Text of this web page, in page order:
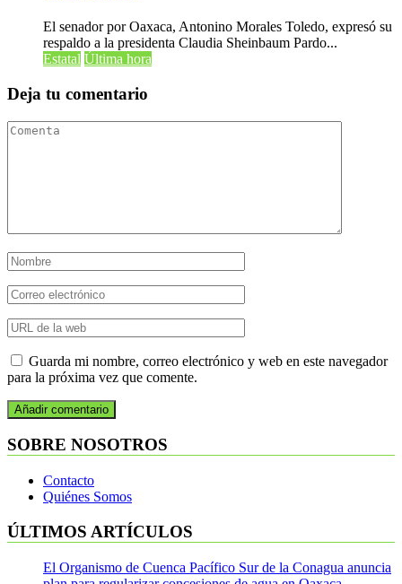
El senador por Oaxaca, Antonino Morales Toledo, expresó su
respaldo a la presidenta Claudia Sheinbaum Pardo...
Estatal Última hora
Deja tu comentario
Guarda mi nombre, correo electrónico y web en este navegador
para la próxima vez que comente.
SOBRE NOSOTROS
Contacto
Quiénes Somos
ÚLTIMOS ARTÍCULOS
El Organismo de Cuenca Pacífico Sur de la Conagua anuncia